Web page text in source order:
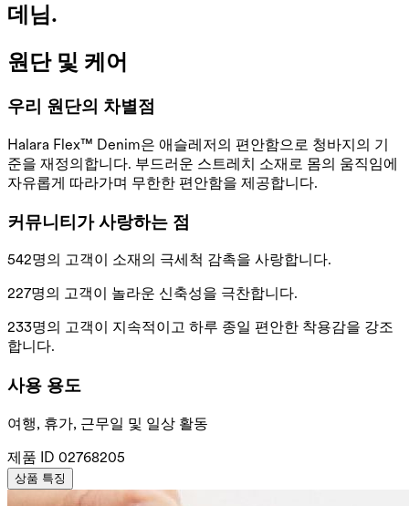
데님.
원단 및 케어
우리 원단의 차별점
Halara Flex™ Denim은 애슬레저의 편안함으로 청바지의 기
준을 재정의합니다. 부드러운 스트레치 소재로 몸의 움직임에
자유롭게 따라가며 무한한 편안함을 제공합니다.
커뮤니티가 사랑하는 점
542명의 고객이 소재의 극세척 감촉을 사랑합니다.
227명의 고객이 놀라운 신축성을 극찬합니다.
233명의 고객이 지속적이고 하루 종일 편안한 착용감을 강조
합니다.
사용 용도
여행, 휴가, 근무일 및 일상 활동
제품 ID 02768205
상품 특징